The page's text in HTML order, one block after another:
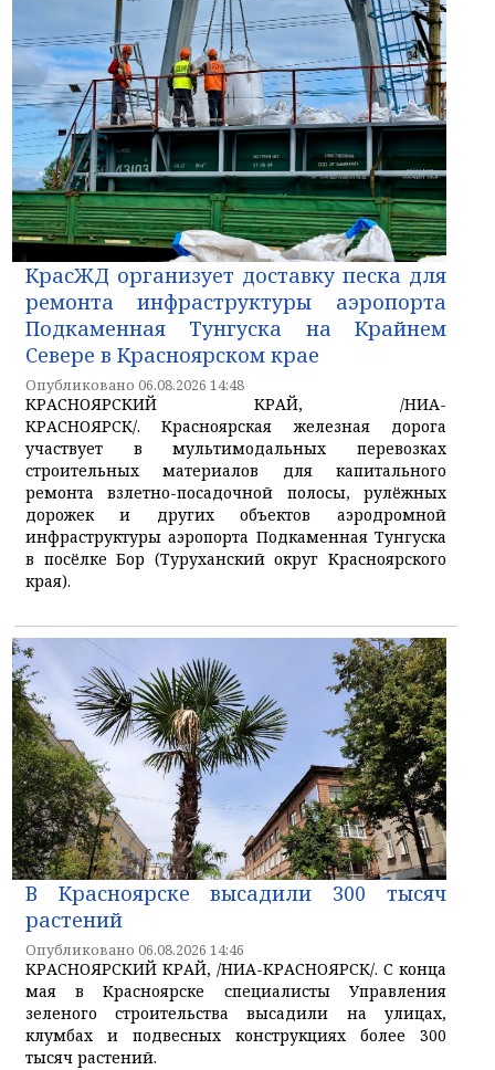
КрасЖД организует доставку песка для
ремонта инфраструктуры аэропорта
Подкаменная Тунгуска на Крайнем
Севере в Красноярском крае
Опубликовано 06.08.2026 14:48
КРАСНОЯРСКИЙ КРАЙ, /НИА-
КРАСНОЯРСК/. Красноярская железная дорога
участвует в мультимодальных перевозках
строительных материалов для капитального
ремонта взлетно-посадочной полосы, рулёжных
дорожек и других объектов аэродромной
инфраструктуры аэропорта Подкаменная Тунгуска
в посёлке Бор (Туруханский округ Красноярского
края).
В Красноярске высадили 300 тысяч
растений
Опубликовано 06.08.2026 14:46
КРАСНОЯРСКИЙ КРАЙ, /НИА-КРАСНОЯРСК/. С конца
мая в Красноярске специалисты Управления
зеленого строительства высадили на улицах,
клумбах и подвесных конструкциях более 300
тысяч растений.